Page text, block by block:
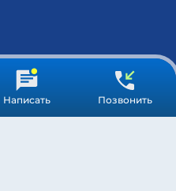
Написать Позвонить